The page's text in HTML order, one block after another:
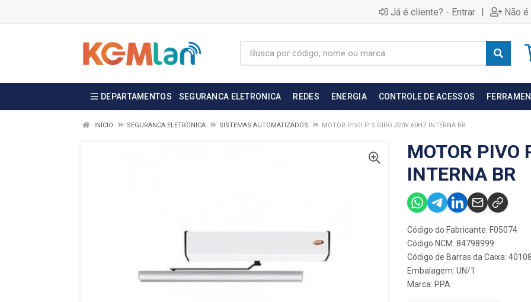
Já é cliente? - Entrar | Não
DEPARTAMENTOS SEGURANCA ELETRONICA REDES ENERGIA CONTROLE DE ACESSOS
INÍCIO SEGURANCA ELETRONICA SISTEMAS AUTOMATIZADOS MOTOR PIVO P S GIRO 220V 60HZ INTERNA BR
MOTOR PIVO
INTERNA BR
Código do Fabricante: F05074
Código NCM: 84798999
Código de Barras da Caixa:
Embalagem: UN/1
Marca: PPA